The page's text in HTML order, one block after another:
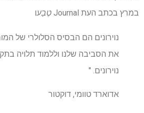
במרץ בכתב העת Journal
טֶבַעו
נוירונים הם הבסיס הסלולרי של
את הסביבה שלנו וללמוד תלויה
נוירונים. "
אדוארד טוומי, דוקטור